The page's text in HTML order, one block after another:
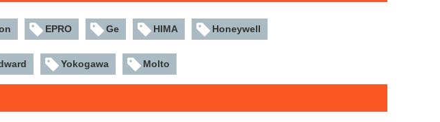
EPRO Ge HIMA Honeywell
Yokogawa Molto